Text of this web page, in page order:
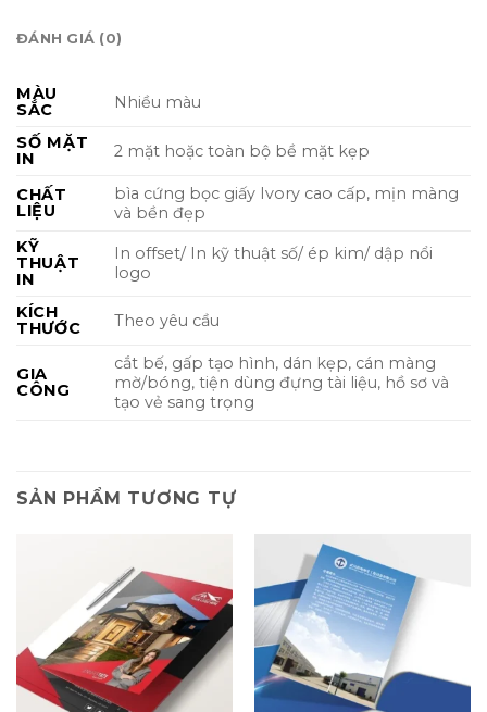
ĐÁNH GIÁ (0)
MÀU
SẮC
Nhiều màu
SỐ MẶT
IN
2 mặt hoặc toàn bộ bề mặt kẹp
CHẤT
LIỆU
bìa cứng bọc giấy Ivory cao cấp, mịn màng
và bền đẹp
KỸ
THUẬT
IN
In offset/ In kỹ thuật số/ ép kim/ dập nổi
logo
KÍCH
THƯỚC
Theo yêu cầu
GIA
CÔNG
cắt bế, gấp tạo hình, dán kẹp, cán màng
mờ/bóng, tiện dùng đựng tài liệu, hồ sơ và
tạo vẻ sang trọng
SẢN PHẨM TƯƠNG TỰ